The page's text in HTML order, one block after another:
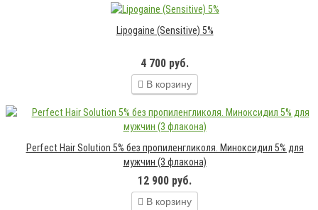
Lipogaine (Sensitive) 5%
4 700 руб.
В корзину
Perfect Hair Solution 5% без пропиленгликоля. Миноксидил 5% для
мужчин (3 флакона)
12 900 руб.
В корзину